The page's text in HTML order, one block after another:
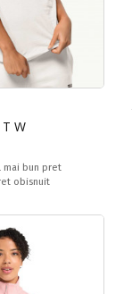
W
mai bun pret
obisnuit